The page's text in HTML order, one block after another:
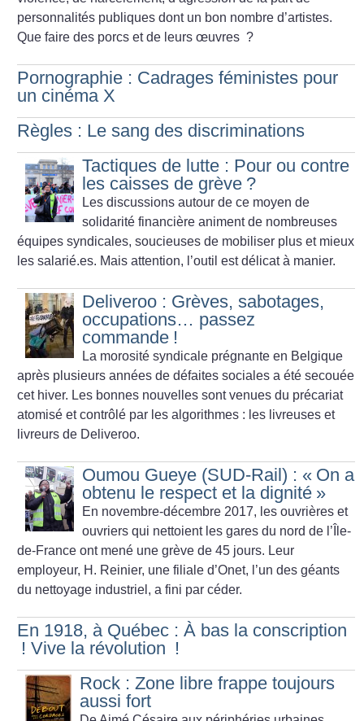
personnalités publiques dont un bon nombre d’artistes.
Que faire des porcs et de leurs œuvres ?
Pornographie : Cadrages féministes pour
un cinéma X
Règles : Le sang des discriminations
Tactiques de lutte : Pour ou contre
les caisses de grève ?
Les discussions autour de ce moyen de
solidarité financière animent de nombreuses
équipes syndicales, soucieuses de mobiliser plus et mieux
les salarié.es. Mais attention, l’outil est délicat à manier.
Deliveroo : Grèves, sabotages,
occupations… passez
commande !
La morosité syndicale prégnante en Belgique
après plusieurs années de défaites sociales a été secouée
cet hiver. Les bonnes nouvelles sont venues du précariat
atomisé et contrôlé par les algorithmes : les livreuses et
livreurs de Deliveroo.
Oumou Gueye (SUD-Rail) : « On a
obtenu le respect et la dignité »
En novembre-décembre 2017, les ouvrières et
ouvriers qui nettoient les gares du nord de l’Île-
de-France ont mené une grève de 45 jours. Leur
employeur, H. Reinier, une filiale ­d’Onet, l’un des géants
du nettoyage industriel, a fini par céder.
En 1918, à Québec : À bas la conscription
! Vive la révolution !
Rock : Zone libre frappe toujours
aussi fort